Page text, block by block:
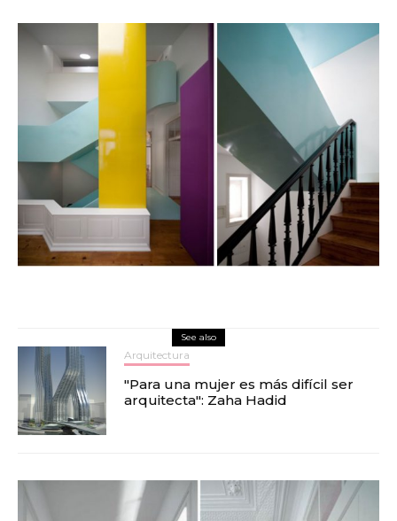
See also
Arquitectura
"Para una mujer es más difícil ser
arquitecta": Zaha Hadid